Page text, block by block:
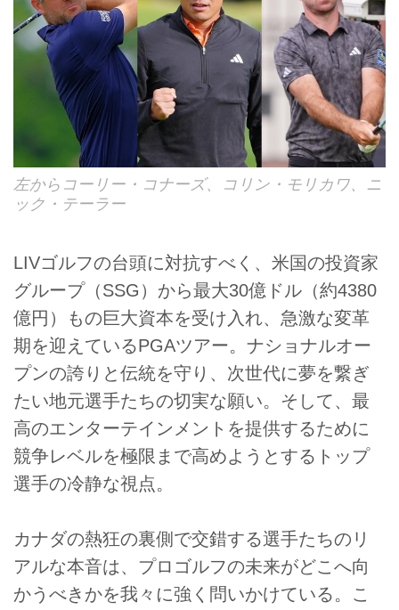
左からコーリー・コナーズ、コリン・モリカワ、ニ
ック・テーラー
LIVゴルフの台頭に対抗すべく、米国の投資家
グループ（SSG）から最大30億ドル（約4380
億円）もの巨大資本を受け入れ、急激な変革
期を迎えているPGAツアー。ナショナルオー
プンの誇りと伝統を守り、次世代に夢を繋ぎ
たい地元選手たちの切実な願い。そして、最
高のエンターテインメントを提供するために
競争レベルを極限まで高めようとするトップ
選手の冷静な視点。
カナダの熱狂の裏側で交錯する選手たちのリ
アルな本音は、プロゴルフの未来がどこへ向
かうべきかを我々に強く問いかけている。こ